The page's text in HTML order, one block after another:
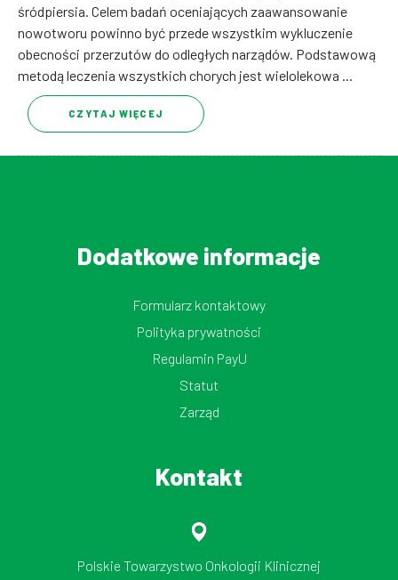
śródpiersia. Celem badań oceniających zaawansowanie
nowotworu powinno być przede wszystkim wykluczenie
obecności przerzutów do odległych narządów. Podstawową
metodą leczenia wszystkich chorych jest wielolekowa ...
CZYTAJ WIĘCEJ
Dodatkowe informacje
Formularz kontaktowy
Polityka prywatności
Regulamin PayU
Statut
Zarząd
Kontakt
Polskie Towarzystwo Onkologii Klinicznej